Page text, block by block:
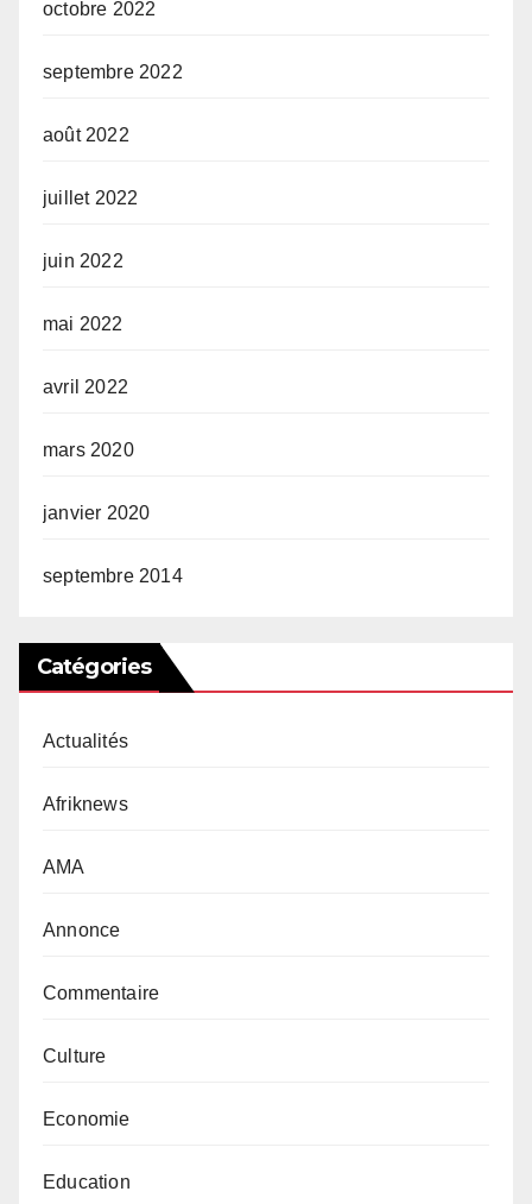
octobre 2022
septembre 2022
août 2022
juillet 2022
juin 2022
mai 2022
avril 2022
mars 2020
janvier 2020
septembre 2014
Catégories
Actualités
Afriknews
AMA
Annonce
Commentaire
Culture
Economie
Education